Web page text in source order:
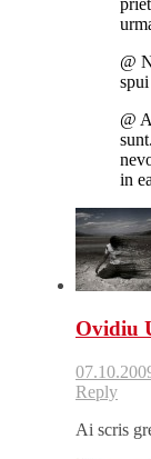
@
@
sunt.
in
Ovidiu
Reply
Ai scris